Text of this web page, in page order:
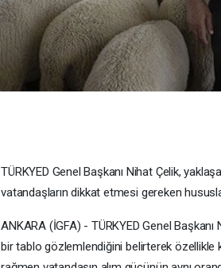
TÜRKYED Genel Başkanı Nihat Çelik,
vatandaşların dikkat etmesi gereken
ANKARA (İGFA) - TÜRKYED Genel
bir tablo gözlemlendiğini belirterek özellikle